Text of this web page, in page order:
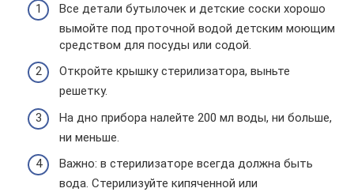
Все детали бутылочек и детские соски хорошо
вымойте под проточной водой детским моющим
средством для посуды или содой.
Откройте крышку стерилизатора, выньте
решетку.
На дно прибора налейте 200 мл воды, ни больше,
ни меньше.
Важно: в стерилизаторе всегда должна быть
вода. Стерилизуйте кипяченной или